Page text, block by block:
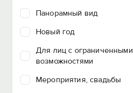
Панорамный вид
Новый год
Для лиц с ограниченными
возможностями
Мероприятия, свадьбы